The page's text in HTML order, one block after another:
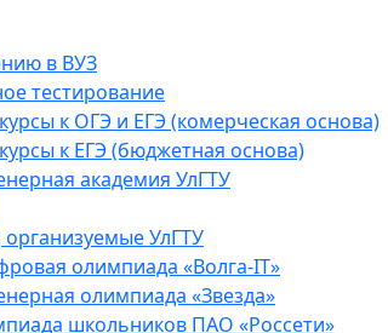
в ВУЗ
тестирование
к ОГЭ и ЕГЭ (комерческая основа)
к ЕГЭ (бюджетная основа)
академия УлГТУ
УлГТУ
олимпиада «Волга-IT»
олимпиада «Звезда»
школьников ПАО «Россети»